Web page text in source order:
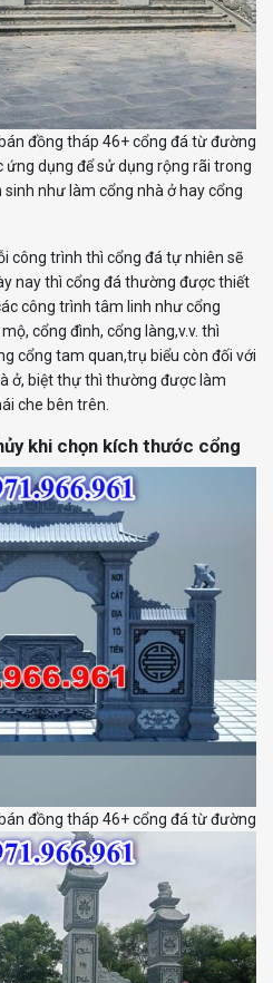
đồng tháp 46+ cổng đá từ đường
ứng dụng để sử dụng rộng rãi trong
như làm cổng nhà ở hay cổng
công trình thì cổng đá tự nhiên sẽ
nay thì cổng đá thường được thiết
công trình tâm linh như cổng
cổng đình, cổng làng,v.v. thì
cổng tam quan,trụ biểu còn đối với
ở, biệt thự thì thường được làm
che bên trên.
khi chọn kích thước cổng
đồng tháp 46+ cổng đá từ đường